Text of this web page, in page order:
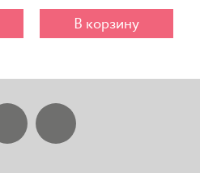
В корзину